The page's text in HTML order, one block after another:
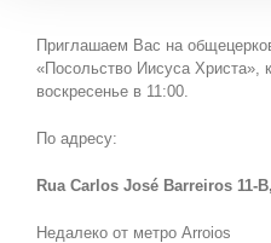
Приглашаем Вас на
«Посольство Иисуса Христа»,
воскресенье в 11:00.
По адресу:
Rua Carlos José Barreiros 11-
Недалеко от метро Arroios